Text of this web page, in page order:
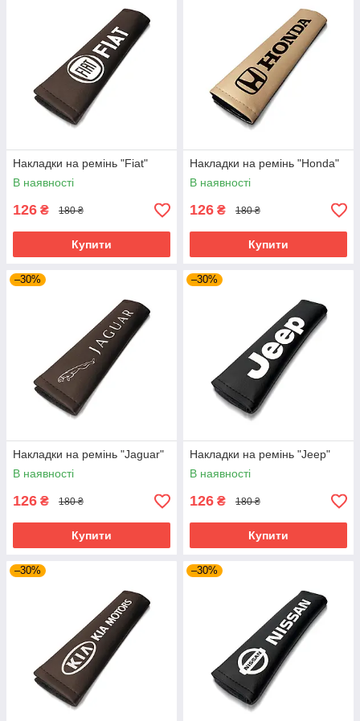
Накладки на ремінь "Fiat"
В наявності
126 ₴ 180 ₴
Купити
Накладки на ремінь "Honda"
В наявності
126 ₴ 180 ₴
Купити
–30%
Накладки на ремінь "Jaguar"
В наявності
126 ₴ 180 ₴
Купити
–30%
Накладки на ремінь "Jeep"
В наявності
126 ₴ 180 ₴
Купити
–30% –30%